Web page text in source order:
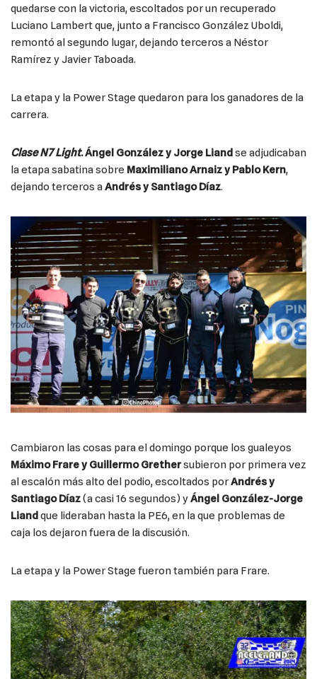
quedarse con la victoria, escoltados por un recuperado
Luciano Lambert que, junto a Francisco González Uboldi,
remontó al segundo lugar, dejando terceros a Néstor
Ramírez y Javier Taboada.
La etapa y la Power Stage quedaron para los ganadores de la
carrera.
Clase N7 Light. Ángel González y Jorge Liandse adjudicaban
la etapa sabatina sobre Maximiliano Arnaiz y Pablo Kern,
dejando terceros aAndrés y Santiago Díaz.
Cambiaron las cosas para el domingo porque los gualeyos
Máximo Frare y Guillermo Grethersubieron por primera vez
al escalón más alto del podio, escoltados porAndrés y
Santiago Díaz(a casi 16 segundos) yÁngel González-Jorge
Liandque lideraban hasta la PE6, en la que problemas de
caja los dejaron fuera de la discusión.
La etapa y la Power Stage fueron también para Frare.